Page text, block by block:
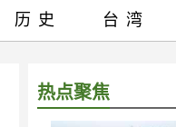
热点聚焦
历史 台湾